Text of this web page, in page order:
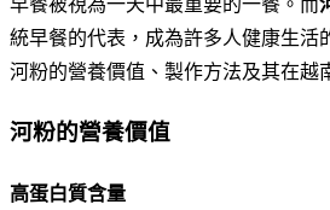
統早餐的代表，成為許多人健康生活
河粉的營養價值、製作方法及其在越
河粉的營養價值
高蛋白質含量